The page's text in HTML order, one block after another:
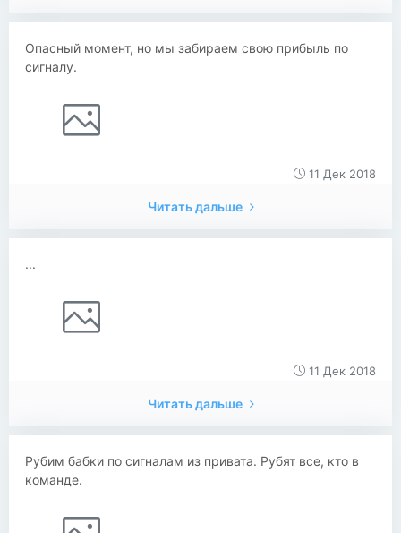
Опасный момент, но мы забираем свою прибыль по
сигналу.
11 Дек 2018
Читать дальше
...
11 Дек 2018
Читать дальше
Рубим бабки по сигналам из привата. Рубят все, кто в
команде.